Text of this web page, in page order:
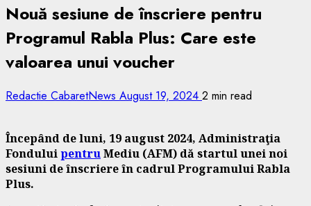
Nouă sesiune de înscriere pentru
Programul Rabla Plus: Care este
valoarea unui voucher
Redactie CabaretNews August 19, 2024 2 min read
Începând de luni, 19 august 2024, Administraţia
FonduluipentruMediu (AFM) dă startul unei noi
sesiuni de înscriere în cadrul Programului Rabla
Plus.